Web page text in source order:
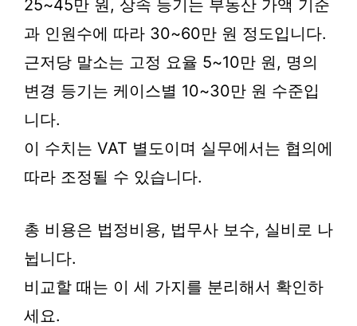
25~45만 원, 상속 등기는 부동산 가액 기준
과 인원수에 따라 30~60만 원 정도입니다.
근저당 말소는 고정 요율 5~10만 원, 명의
변경 등기는 케이스별 10~30만 원 수준입
니다.
이 수치는 VAT 별도이며 실무에서는 협의에
따라 조정될 수 있습니다.
총 비용은 법정비용, 법무사 보수, 실비로 나
뉩니다.
비교할 때는 이 세 가지를 분리해서 확인하
세요.